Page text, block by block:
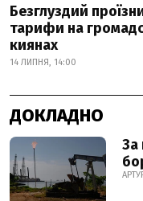
Безглуздий
тарифи на
киянах
14 ЛИПНЯ, 14:00
ДОКЛАДНО
За